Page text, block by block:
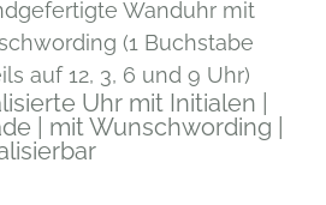
Uhr mit Initialen |
| mit Wunschwording |